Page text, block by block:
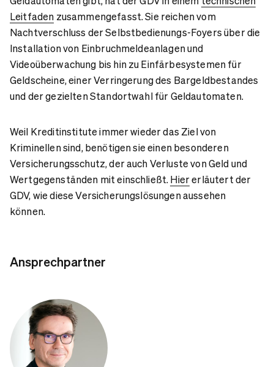
Leitfaden zusammengefasst. Sie reichen vom
Nachtverschluss der Selbstbedienungs-Foyers über die
Installation von Einbruchmeldeanlagen und
Videoüberwachung bis hin zu Einfärbesystemen für
Geldscheine, einer Verringerung des Bargeldbestandes
und der gezielten Standortwahl für Geldautomaten.
Weil Kreditinstitute immer wieder das Ziel von
Kriminellen sind, benötigen sie einen besonderen
Versicherungsschutz, der auch Verluste von Geld und
Wertgegenständen mit einschließt.Hiererläutert der
GDV, wie diese Versicherungslösungen aussehen
können.
Ansprechpartner